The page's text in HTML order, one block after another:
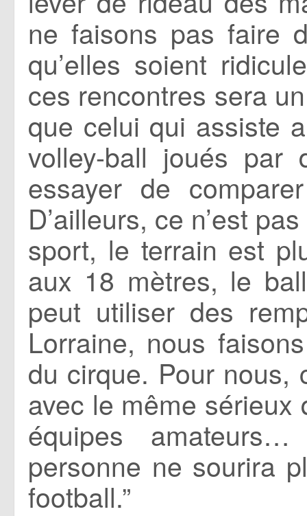
ne faisons pas faire
qu’elles soient
ces rencontres sera
que celui qui assiste
volley-ball joués
essayer de
D’ailleurs, ce n’est
sport, le terrain est
aux 18 mètres, le
peut utiliser des
Lorraine, nous
du cirque. Pour nous,
avec le même sérieux
équipes
personne ne sourira
football.”